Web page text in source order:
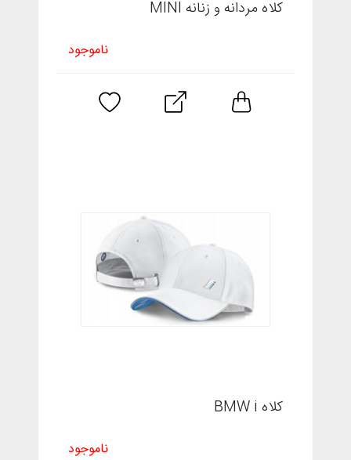
کلاه مردانه و زنانه MINI
ناموجود
کلاه BMW i
ناموجود